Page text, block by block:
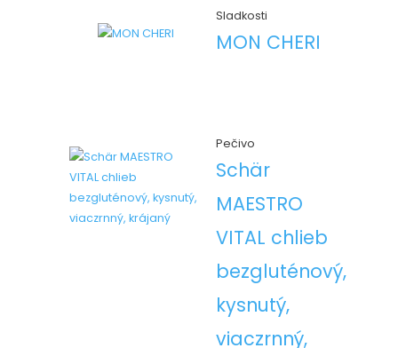
Sladkosti
MON CHERI
Pečivo
Schär
MAESTRO
VITAL chlieb
bezgluténový,
kysnutý,
viaczrnný,